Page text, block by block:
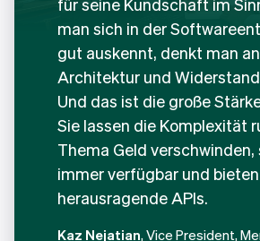
man sich in der
gut auskennt, denkt man
Architektur und
Und das ist die große
Sie lassen die Komplexität
Thema Geld verschwinden,
immer verfügbar und bieten
herausragende APIs.
Kaz Nejatian, Vice President,